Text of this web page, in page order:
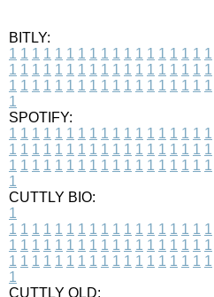
BITLY:
1 1 1 1 1 1 1 1 1 1 1 1 1 1 1 1 1 1
1 1 1 1 1 1 1 1 1 1 1 1 1 1 1 1 1 1
1 1 1 1 1 1 1 1 1 1 1 1 1 1 1 1 1 1
1
SPOTIFY:
1 1 1 1 1 1 1 1 1 1 1 1 1 1 1 1 1 1
1 1 1 1 1 1 1 1 1 1 1 1 1 1 1 1 1 1
1 1 1 1 1 1 1 1 1 1 1 1 1 1 1 1 1 1
1
CUTTLY BIO:
1
1 1 1 1 1 1 1 1 1 1 1 1 1 1 1 1 1 1
1 1 1 1 1 1 1 1 1 1 1 1 1 1 1 1 1 1
1 1 1 1 1 1 1 1 1 1 1 1 1 1 1 1 1 1
1
CUTTLY OLD: